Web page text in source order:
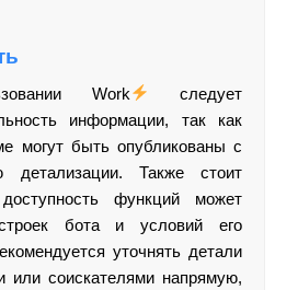
Work
следует
информации, так как
могут быть опубликованы с
детализации. Также стоит
функций может
бота и условий его
уточнять детали
или соискателями напрямую,